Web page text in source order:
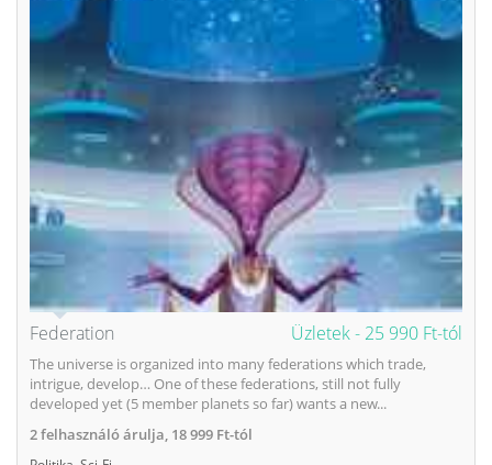
Üzletek - 25 990 Ft-tól
Federation
The universe is organized into many federations which trade,
intrigue, develop… One of these federations, still not fully
developed yet (5 member planets so far) wants a new...
2felhasználó árulja, 18 999 Ft-tól